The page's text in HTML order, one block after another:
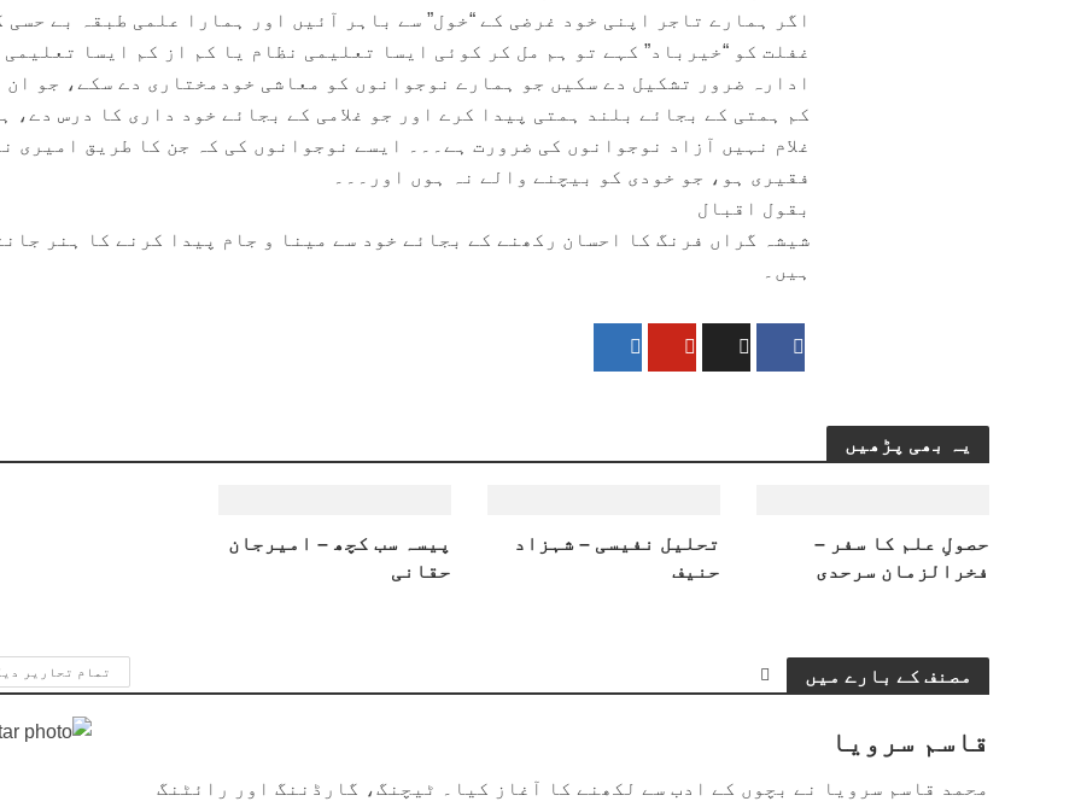
اگر ہمارے تاجر اپنی خود غرضی کے “خول” سے باہر آئیں اور ہمارا علمی طبقہ بے حسی
غفلت کو “خیرباد” کہے تو ہم مل کر کوئی ایسا تعلیمی نظام یا کم از کم ایسا تعلیمی
ادارہ ضرور تشکیل دے سکیں جو ہمارے نوجوانوں کو معاشی خودمختاری دے سکے، جو ان
کم ہمتی کے بجائے بلند ہمتی پیدا کرے اور جو غلامی کے بجائے خود داری کا درس دے،
غلام نہیں آزاد نوجوانوں کی ضرورت ہے۔۔۔ ایسے نوجوانوں کی کہ جن کا طریق امیری
فقیری ہو، جو خودی کو بیچنے والے نہ ہوں اور۔۔۔
بقول اقبال
شیشہ گراں فرنگ کا احسان رکھنے کے بجائے خود سے مینا و جام پیدا کرنے کا ہنر
ہیں۔
یہ بھی پڑھیں
حصولِ علم کا سفر –
فخرالزمان سرحدی
تحلیل نفیسی – شہزاد
حنیف
پیسہ سب کچھ – امیرجان
حقانی
مصنف کے بارے میں تمام تحاریر
قاسم سرویا
محمد قاسم سرویا نے بچوں کے ادب سے لکھنے کا آغاز کیا۔ ٹیچنگ، گارڈننگ اور رائٹنگ